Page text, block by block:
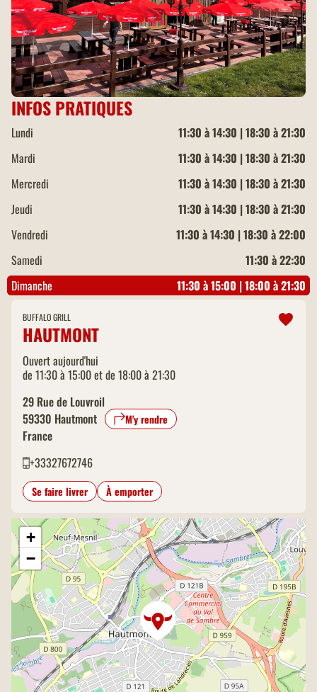
INFOS PRATIQUES
Lundi
11:30 à 14:30 | 18:30 à 21:30
Mardi
11:30 à 14:30 | 18:30 à 21:30
Mercredi
11:30 à 14:30 | 18:30 à 21:30
Jeudi
11:30 à 14:30 | 18:30 à 21:30
Vendredi
11:30 à 14:30 | 18:30 à 22:00
Samedi
11:30 à 22:30
Dimanche
11:30 à 15:00 | 18:00 à 21:30
BUFFALO GRILL
HAUTMONT
Ouvert aujourd'hui
de 11:30 à 15:00 et de 18:00 à 21:30
29 Rue de Louvroil
59330 Hautmont
France
M'y rendre
+33327672746
Se faire livrer À emporter
+
−